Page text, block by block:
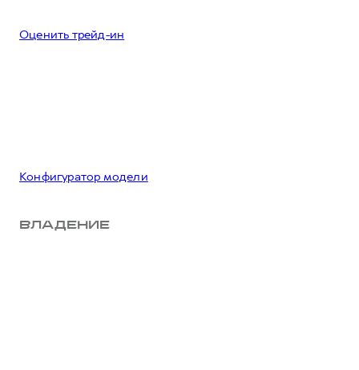
Оценить трейд-ин
Конфигуратор модели
ВЛАДЕНИЕ